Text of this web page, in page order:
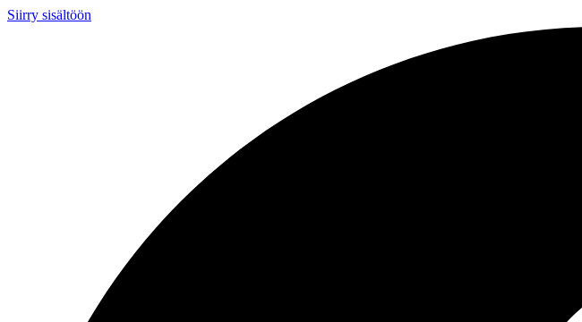
Siirry sisältöön